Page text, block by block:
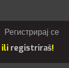
Регистрирај се
ili registriraš!